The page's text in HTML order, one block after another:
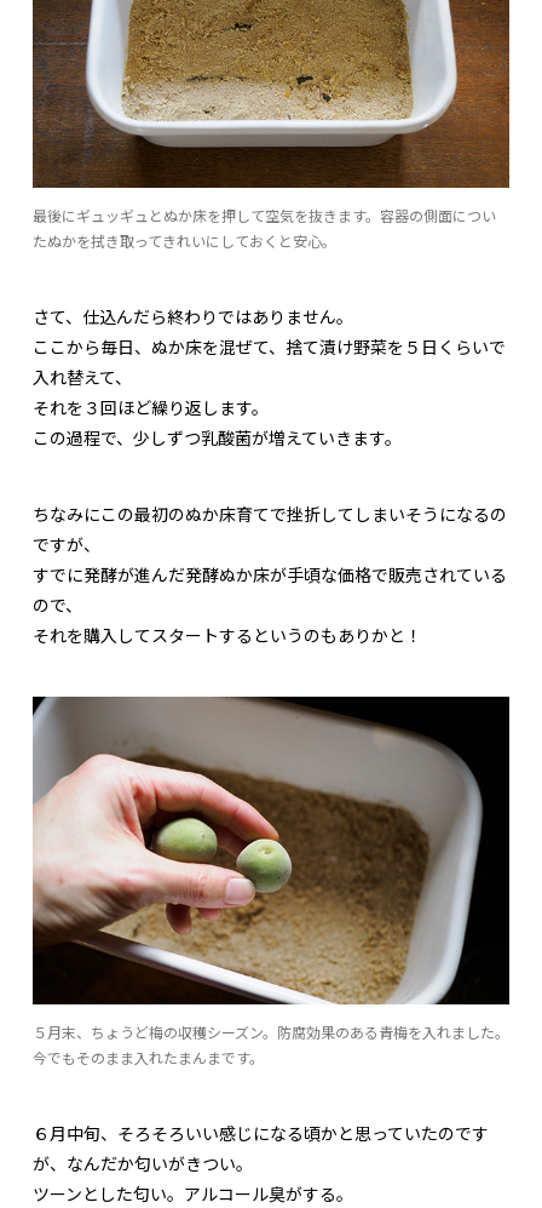
最後にギュッギュとぬか床を押して空気を抜きます。容器の側面につい
たぬかを拭き取ってきれいにしておくと安心。
さて、仕込んだら終わりではありません。
ここから毎日、ぬか床を混ぜて、捨て漬け野菜を５日くらいで
入れ替えて、
それを３回ほど繰り返します。
この過程で、少しずつ乳酸菌が増えていきます。
ちなみにこの最初のぬか床育てで挫折してしまいそうになるの
ですが、
すでに発酵が進んだ発酵ぬか床が手頃な価格で販売されている
ので、
それを購入してスタートするというのもありかと！
５月末、ちょうど梅の収穫シーズン。防腐効果のある青梅を入れました。
今でもそのまま入れたまんまです。
６月中旬、そろそろいい感じになる頃かと思っていたのです
が、なんだか匂いがきつい。
ツーンとした匂い。アルコール臭がする。